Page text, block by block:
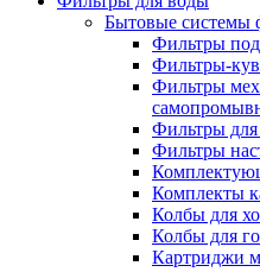
Бытовые системы
Фильтры
Фильтры-
Фильтры
Фильтры
Фильтры
Комплекты
Колбы для
Колбы для
Картриджи